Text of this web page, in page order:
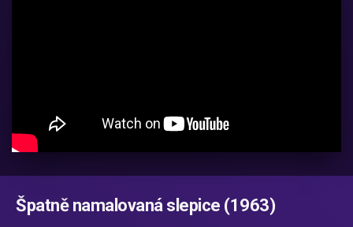
Špatně namalovaná slepice (1963)